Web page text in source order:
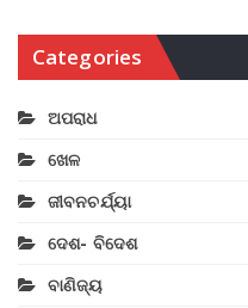
Categories
ଅପରାଧ
ଖେଳ
ଜୀବନଚର୍ଯ୍ୟା
ଦେଶ- ବିଦେଶ
ବାଣିଜ୍ୟ